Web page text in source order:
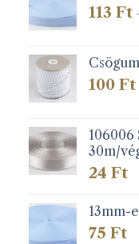
113 Ft
100 Ft
106006
30m/
24 Ft
13mm-
75 Ft